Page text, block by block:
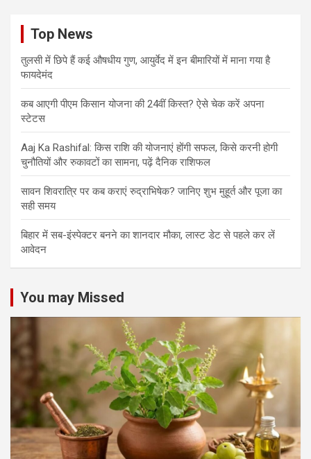
Top News
तुलसी में छिपे हैं कई औषधीय गुण, आयुर्वेद में इन बीमारियों में माना गया है
फायदेमंद
कब आएगी पीएम किसान योजना की 24वीं किस्त? ऐसे चेक करें अपना
स्टेटस
Aaj Ka Rashifal: किस राशि की योजनाएं होंगी सफल, किसे करनी होगी
चुनौतियों और रुकावटों का सामना, पढ़ें दैनिक राशिफल
सावन शिवरात्रि पर कब कराएं रुद्राभिषेक? जानिए शुभ मुहूर्त और पूजा का
सही समय
बिहार में सब-इंस्पेक्टर बनने का शानदार मौका, लास्ट डेट से पहले कर लें
आवेदन
You may Missed